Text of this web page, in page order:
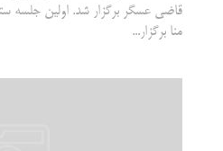
قاضی عسگر برگزار شد. اولین جلسه
منا برگزار...